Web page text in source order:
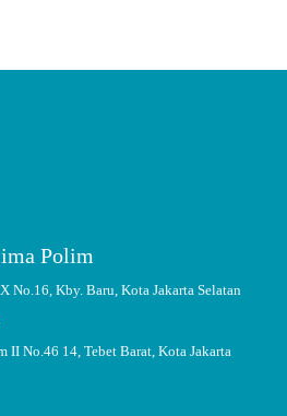
Polim
No.16, Kby. Baru, Kota Jakarta Selatan
II No.46 14, Tebet Barat, Kota Jakarta